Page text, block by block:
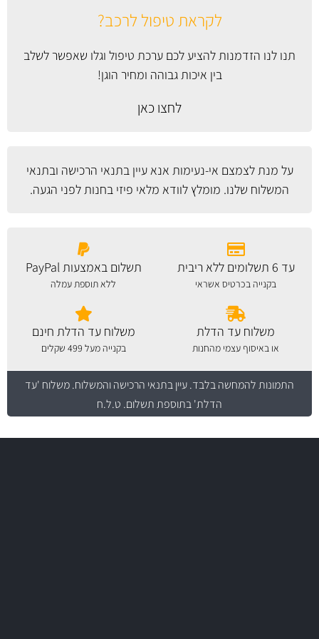
לקראת טיפול לרכב?
תנו לנו הזדמנות להציע לכם ערכת טיפול וגלו שאפשר לשלב
בין איכות גבוהה ומחיר הוגן!
לחצו כאן
על מנת לצמצם אי-נעימות אנא עייןבתנאי הרכישה ובתנאי
המשלוח שלנו. מומלץ לוודא מלאי פיזי בחנות לפני הגעה.
עד 6 תשלומים ללא ריבית
בקנייה בכרטיס אשראי
תשלום באמצעות PayPal
ללא תוספת עמלה
משלוח עד הדלת
או באיסוף עצמי מהחנות
משלוח עד הדלת חינם
בקנייה מעל 499 שקלים
התמונות להמחשה בלבד.עיין בתנאי הרכישה והמשלוח. משלוח 'עד
הדלת' בתוספת תשלום. ט.ל.ח